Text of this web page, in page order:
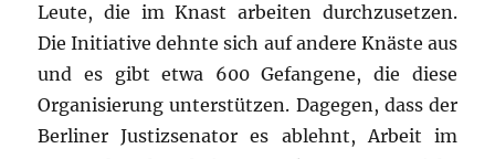
Leute, die im Knast arbeiten durchzusetzen.
Die Initiative dehnte sich auf andere Knäste aus
und es gibt etwa 600 Gefangene, die diese
Organisierung unterstützen. Dagegen, dass der
Berliner Justizsenator es ablehnt, Arbeit im